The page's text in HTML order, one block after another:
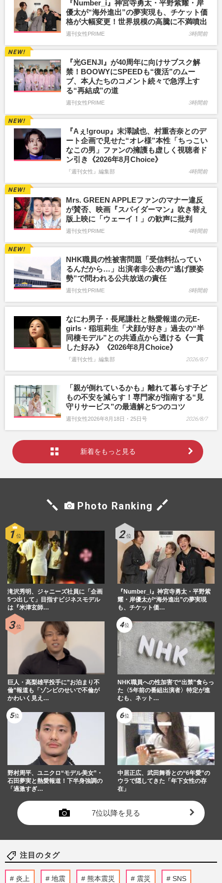
『Number_i』神宮寺勇太・平野紫耀・岸
優太が“海外進出”の夢実現も、チケット価
格が大幅変更！世界規模の高騰に不満噴出
週刊女性PRIME 3時間前
『光GENJI』が40周年に向けサブスク解
禁！BOOWYにSPEEDも“復活”のムー
ブ、本人たちのコメント続々で急浮上す
る“再結成”の道
週刊女性PRIME 3時間前
『Aぇ!group』末澤誠也、村重杏奈とのデ
ート企画で見せた“オレ様”本性「ちっこい
なこの男」ファンの擁護も虚しく視聴者ド
ン引き《2026年8月Choice》
『週刊女性』編集部 4時間前
Mrs. GREEN APPLEファンのマナー違反
が賛否、映画『スパイダーマン』吹き替え
版上映に「ウェーイ！」の歓声に批判
週刊女性PRIME 4時間前
NHK職員の性被害問題「受信料払ってい
るんだから…」出演者非公表の“逃げ腰姿
勢”で問われる公共放送の責任
週刊女性PRIME 8時間前
なにわ男子・長尾謙杜と熱愛報道の元E-
girls・稲垣莉生「犬顔が好き」過去の“半
同棲モデル”との共通点から透ける《一貫
した好み》《2026年8月Choice》
『週刊女性』編集部 2026/8/7
「親が倒れているかも」離れて暮らす子ど
もの不安を減らす！専門家が指南する“見
守りサービス”の最適解と5つのコツ
週刊女性2026年8月18日・25日号 2026/8/7
新着をもっと見る
Photo Ranking
滝沢秀明、ジャニーズ社員に「企画
5つ出して」目指すビジネスモデル
は『米津玄師…
『Number_i』神宮寺勇太・平野紫
耀・岸優太が“海外進出”の夢実現
も、チケット価…
巨人・高梨雄平投手に”お泊まり不
倫”報道も「ゾンビのせいで不倫が
かわいく見え…
NHK職員への性加害で“出禁”食らっ
た〈5年前の番組出演者〉特定が進
むも、ネット…
野村周平、ユニクロ“モデル美女”・
石田夢実と熱愛報道！下半身強調の
「過激すぎ…
中居正広、武田舞香との“6年愛”の
ウラで隠してきた「年下女性の存
在」
7位以降を見る
注目のタグ
炎上 地震 熊本震災 震災 SNS